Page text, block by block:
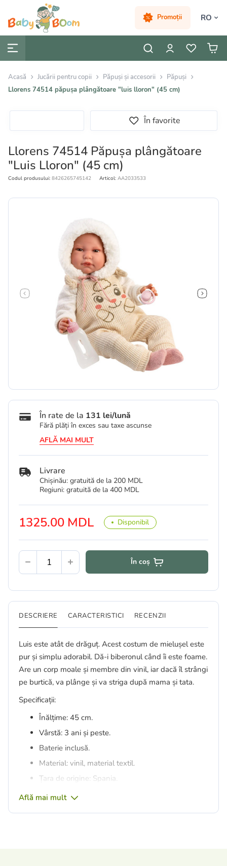
Promoții RO
Acasă Jucării pentru copii Păpuși și accesorii
Păpuși
Llorens 74514 păpușa plângătoare "luis lloron" (45 cm)
În favorite
Llorens 74514 Păpușa plângătoare
"Luis Lloron" (45 cm)
Codul produsului: 8426265745142 Articol: AA2033533
1325.00 MDL Disponibil
În rate de la 131 lei/lună
Fără plăți în exces sau taxe ascunse
AFLĂ MAI MULT
Livrare
Chișinău: gratuită de la 200 MDL
Regiuni: gratuită de la 400 MDL
În coș
DESCRIERE CARACTERISTICI RECENZII
Luis este atât de drăguț. Acest costum de mielușel este
pur și simplu adorabil. Dă-i biberonul când îi este foame.
Are un corp moale și membre din vinil, iar dacă îl strângi
pe burtică, va plânge și va striga după mama și tata.
Specificații:
Înălțime: 45 cm.
Vârstă: 3 ani și peste.
Baterie inclusă.
Material: vinil, material textil.
Țara de origine: Spania.
Află mai mult